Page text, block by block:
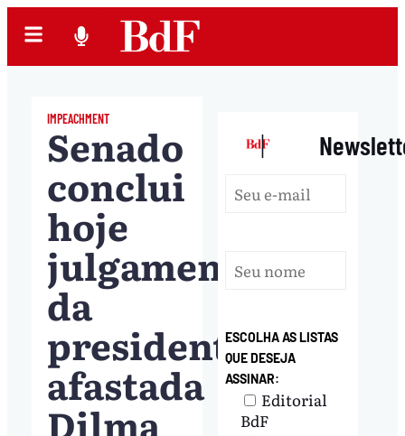
IMPEACHMENT
Senado
conclui
hoje
julgamento
da
presidenta
afastada
Dilma
|
ESCOLHA AS LISTAS
QUE DESEJA
ASSINAR:
Editorial
BdF